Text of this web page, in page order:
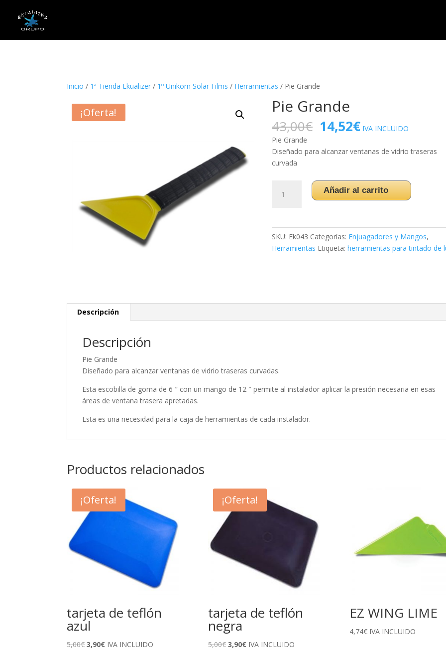
Inicio / 1ª Tienda Ekualizer / 1º Unikorn Solar Films / Herramientas / Pie Grande
¡Oferta! Pie Grande
43,00€ El
precio
original
era:
14,52€El
precio
actual
es:
IVA INCLUIDO
Pie Grande
Diseñado para alcanzar ventanas de vidrio traseras
curvada
Grande
Añadir al carrito
SKU: Ek043 Categorías: Enjuagadores y Mangos,
Herramientas Etiqueta:herramientas para tintado de
Descripción
Descripción
Pie Grande
Diseñado para alcanzar ventanas de vidrio traseras curvadas.
Esta escobilla de goma de 6 ″ con un mango de 12 ″ permite al instalador aplicar la presión necesaria en esas
áreas de ventana trasera apretadas.
Esta es una necesidad para la caja de herramientas de cada instalador.
Productos relacionados
¡Oferta!
tarjeta de teflón
azul
5,00€El
3,90€ElIVA INCLUIDO
¡Oferta!
tarjeta de teflón
negra
5,00€ El
3,90€ElIVA INCLUIDO
EZ WING LIME
4,74€ IVA INCLUIDO